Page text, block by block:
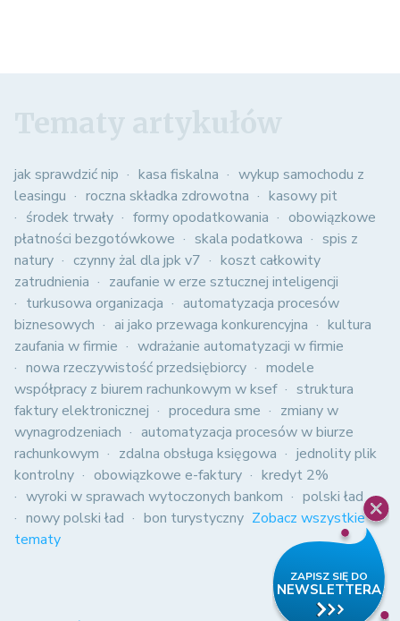
jak sprawdzić nip kasa fiskalna
wykup samochodu z
leasingu
roczna składka zdrowotna
kasowy pit
środek trwały
formy opodatkowania
obowiązkowe
płatności bezgotówkowe
skala podatkowa
spis z
natury
czynny żal dla jpk v7
koszt całkowity
zatrudnienia
zaufanie w erze sztucznej inteligencji
turkusowa organizacja
automatyzacja procesów
biznesowych
ai jako przewaga konkurencyjna
kultura
zaufania w firmie
wdrażanie automatyzacji w firmie
nowa rzeczywistość przedsiębiorcy
modele
współpracy z biurem rachunkowym w ksef
struktura
faktury elektronicznej
procedura sme
zmiany w
wynagrodzeniach
automatyzacja procesów w biurze
rachunkowym
zdalna obsługa księgowa
jednolity plik
kontrolny
obowiązkowe e-faktury
kredyt 2%
wyroki w sprawach wytoczonych bankom
polski ład
nowy polski ład
bon turystyczny Zobacz wszystkie
tematy